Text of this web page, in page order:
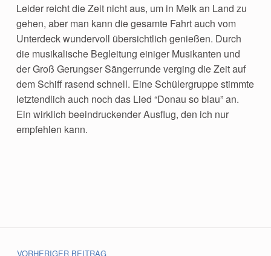
Leider reicht die Zeit nicht aus, um in Melk an Land zu
gehen, aber man kann die gesamte Fahrt auch vom
Unterdeck wundervoll übersichtlich genießen. Durch
die musikalische Begleitung einiger Musikanten und
der Groß Gerungser Sängerrunde verging die Zeit auf
dem Schiff rasend schnell. Eine Schülergruppe stimmte
letztendlich auch noch das Lied “Donau so blau” an.
Ein wirklich beeindruckender Ausflug, den ich nur
empfehlen kann.
Beitragsnavigation
VORHERIGER BEITRAG